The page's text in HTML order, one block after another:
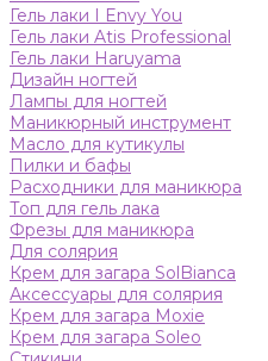
Гель лаки I Envy You
Гель лаки Atis Professional
Гель лаки Haruyama
Дизайн ногтей
Лампы для ногтей
Маникюрный инструмент
Масло для кутикулы
Пилки и бафы
Расходники для маникюра
Топ для гель лака
Фрезы для маникюра
Для солярия
Крем для загара SolBianca
Аксессуары для солярия
Крем для загара Moxie
Крем для загара Soleo